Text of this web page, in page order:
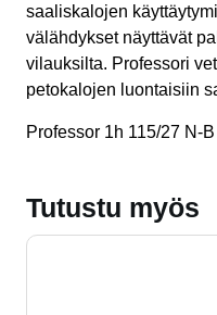
saaliskalojen
välähdykset näyttävät
vilauksilta. Professori
petokalojen luontaisiin
Professor 1h 115/27 N-
Tutustu myös